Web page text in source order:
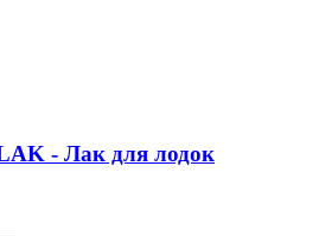
- Лак для лодок